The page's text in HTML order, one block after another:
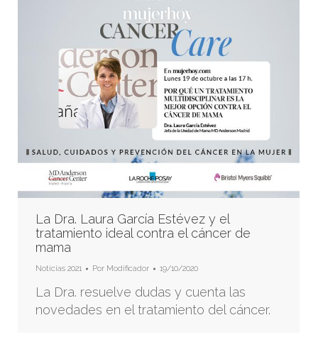
La Dra. Laura García Estévez y el
tratamiento ideal contra el cáncer de
mama
Noticias 2021 Por Modificador 19/10/2020
La Dra. resuelve dudas y cuenta las
novedades en el tratamiento del cáncer.